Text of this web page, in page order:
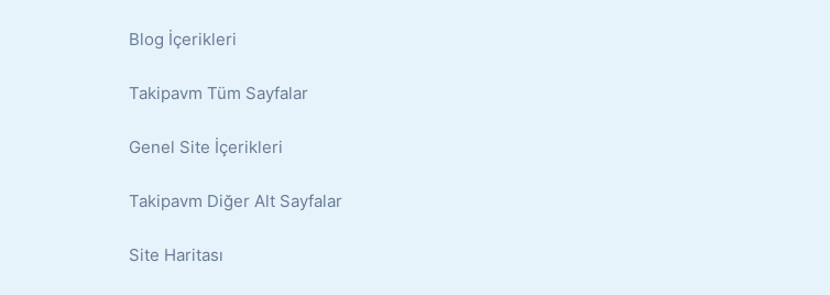
Blog İçerikleri
Takipavm Tüm Sayfalar
Genel Site İçerikleri
Takipavm Diğer Alt Sayfalar
Site Haritası